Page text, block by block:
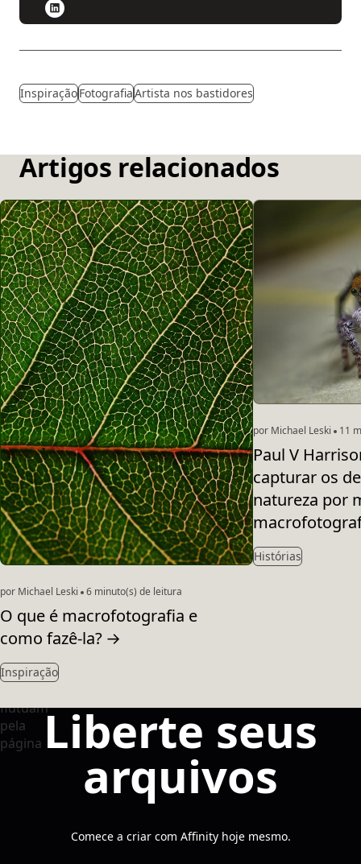
InspiraçãoFotografiaArtista nos bastidores
Artigos relacionados
por Michael Leski 6 minuto(s) de leitura
O que é macrofotografia e
como fazê-la? →
Inspiração
por Michael Leski 11
Paul V
capturar os
natureza por
Histórias
Liberte seus
arquivos
Comece a criar com Affinity hoje mesmo.